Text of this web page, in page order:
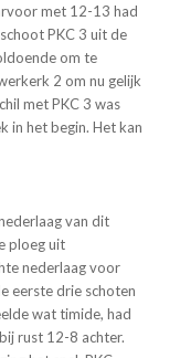
met 12-13 had
PKC 3 uit de
om te
2 om nu gelijk
met PKC 3 was
in het begin. Het kan
van dit
ploeg uit
nederlaag voor
eerste drie schoten
wat timide, had
rust 12-8 achter.